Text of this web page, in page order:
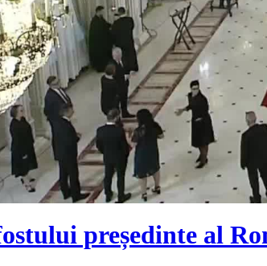
președinte al